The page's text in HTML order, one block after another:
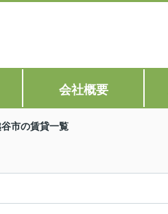
会社概要
谷市の賃貸一覧